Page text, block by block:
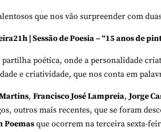
que nos vão surpreender com
| Sessão de Poesia – “15 anos de
partilha poética, onde a personalidade
e criatividade, que nos conta em
, Francisco José Lampreia,Jorge
outros mais recentes, que se foram
Poemasque ocorrem na terceira sexta-